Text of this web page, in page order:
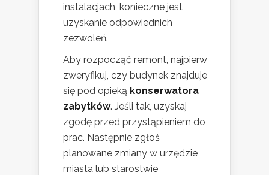
instalacjach, konieczne jest
uzyskanie odpowiednich
zezwoleń.
Aby rozpocząć remont, najpierw
zweryfikuj, czy budynek znajduje
się pod opieką konserwatora
zabytków. Jeśli tak, uzyskaj
zgodę przed przystąpieniem do
prac. Następnie zgłoś
planowane zmiany w urzędzie
miasta lub starostwie